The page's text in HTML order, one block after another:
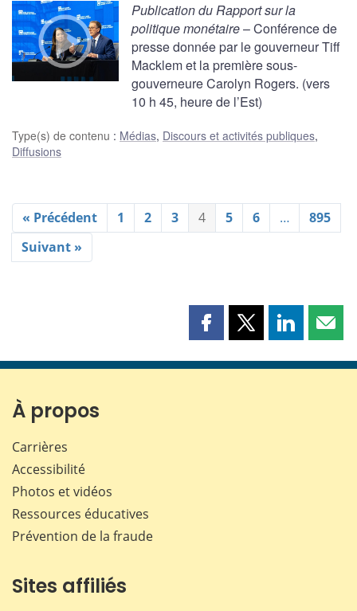
Publication du Rapport sur la
politique monétaire– Conférence de
presse donnée par le gouverneur Tiff
Macklem et la première sous-
gouverneure Carolyn Rogers. (vers
10 h 45, heure de l’Est)
Type(s) de contenu : Médias, Discours et activités publiques,
Diffusions
« Précédent 1 2 3 4 5 6 …
895
Suivant »
Partager
page
Partager
page
Partager
page page
À propos
Carrières
Accessibilité
Photos et vidéos
Ressources éducatives
Prévention de la fraude
Sites affiliés